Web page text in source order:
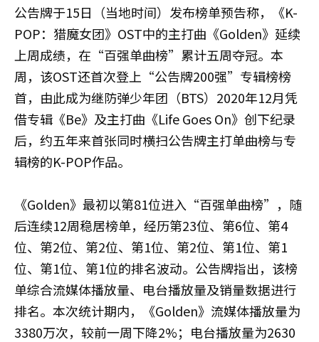
公告牌于15日（当地时间）发布榜单预告称，《K-
POP：猎魔女团》OST中的主打曲《Golden》延续
上周成绩，在“百强单曲榜”累计五周夺冠。本
周，该OST还首次登上“公告牌200强”专辑榜榜
首，由此成为继防弹少年团（BTS）2020年12月凭
借专辑《Be》及主打曲《Life Goes On》创下纪录
后，约五年来首张同时横扫公告牌主打单曲榜与专
辑榜的K-POP作品。
《Golden》最初以第81位进入“百强单曲榜”，随
后连续12周稳居榜单，经历第23位、第6位、第4
位、第2位、第2位、第1位、第2位、第1位、第1
位、第1位、第1位的排名波动。公告牌指出，该榜
单综合流媒体播放量、电台播放量及销量数据进行
排名。本次统计期内，《Golden》流媒体播放量为
3380万次，较前一周下降2%；电台播放量为2630